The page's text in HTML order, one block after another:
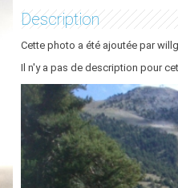
Description
Cette photo a été ajoutée par
Il n'y a pas de description pour